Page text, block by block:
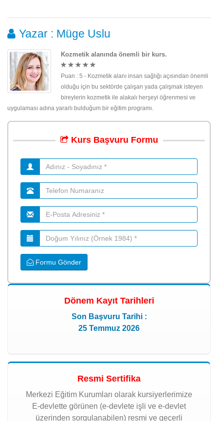
Yazar : Müge Uslu
Kozmetik alanında önemli bir kurs.
Puan : 5 - Kozmetik alanı insan sağlığı açısından önemli
olduğu için bu sektörde çalışan yada çalışmak isteyen
bireylerin kozmetik ile alakalı herşeyi öğrenmesi ve
uygulaması adına yararlı bulduğum bir eğitim programı.
Kurs Başvuru Formu
Formu Gönder
Dönem Kayıt Tarihleri
Son Başvuru Tarihi :
25 Temmuz 2026
Resmi Sertifika
Merkezi Eğitim Kurumları olarak kursiyerlerimize
E-devlette görünen (e-devlete işli ve e-devlet
üzerinden sorgulanabilen) resmi ve geçerli